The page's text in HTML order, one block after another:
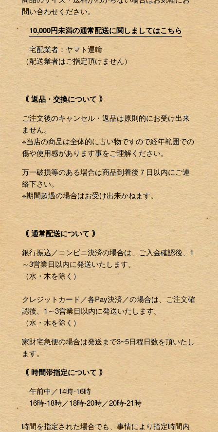
問い合わせください。
10,000円未満の通常配送に関しましてはこちら
宅配業者：ヤマト運輸
（配送業者はご指定頂けません）
｟ 返品・交換について ｠
ご注文後のキャンセル・返品は原則的にお受け出来
ません。
※当店の商品は全体的に古い物ですので経年範囲での
傷や使用感があります事をご理解ください。
万一破損等のある場合は商品到着後７日以内にご連
絡下さい。
※期間超過の場合はお受け出来かねます。
｟ 通常配送について ｠
銀行振込／コンビニ決済の場合は、ご入金確認後、1
～3営業日以内に発送いたします。
（水・木を除く）
クレジットカード／各Pay決済／の場合は、ご注文確
認後、1～3営業日以内に発送いたします。
（水・木を除く）
家財宅急便の場合は発送まで3~5日程日数を頂いたし
ます。
｟ 時間帯指定について ｠
午前中／14時-16時
16時-18時／18時-20時／20時-21時
時間を指定された場合でも、事情により指定時間内